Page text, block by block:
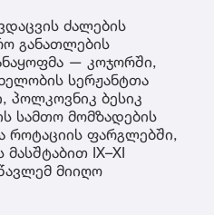
ძალების
განათლების
— კოჯორში,
სერჟანტთა
პოლკოვნიკ ბესიკ
სამთო მომზადების
როტაციის ფარგლებში,
IX–XI
მიიღო